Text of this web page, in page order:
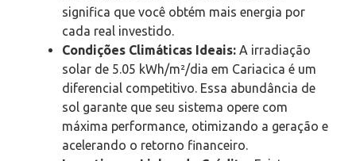
significa que você obtém mais energia por
cada real investido.
Condições Climáticas Ideais: A irradiação
solar de 5.05 kWh/m²/dia em Cariacica é um
diferencial competitivo. Essa abundância de
sol garante que seu sistema opere com
máxima performance, otimizando a geração e
acelerando o retorno financeiro.